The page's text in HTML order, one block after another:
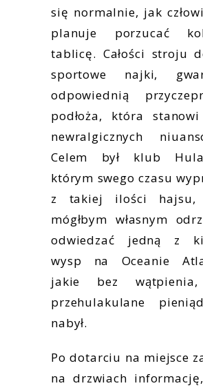
się normalnie, jak
planuje porzucać
tablicę. Całości stroju
sportowe najki,
odpowiednią
podłoża, która
newralgicznych
Celem był klub
którym swego czasu
z takiej ilości hajsu,
mógłbym własnym
odwiedzać jedną z
wysp na Oceanie
jakie bez
przehulakulane
nabył.
Po dotarciu na miejsce
na drzwiach